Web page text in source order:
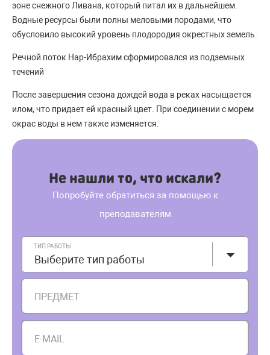
зоне снежного Ливана, который питал их в дальнейшем.
Водные ресурсы были полны меловыми породами, что
обусловило высокий уровень плодородия окрестных земель.
Речной поток Нар-Ибрахим сформировался из подземных
течений
После завершения сезона дождей вода в реках насыщается
илом, что придает ей красный цвет. При соединении с морем
окрас воды в нем также изменяется.
Не нашли то, что искали?
Попробуйте обратиться за помощью к
преподавателям
ТИП РАБОТЫ
Выберите тип работы
ПРЕДМЕТ
E-MAIL